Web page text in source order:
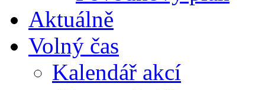
Aktuálně
Volný čas
Kalendář akcí